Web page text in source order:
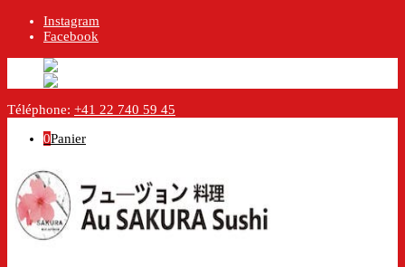
Instagram
Facebook
Téléphone: +41 22 740 59 45
0Panier